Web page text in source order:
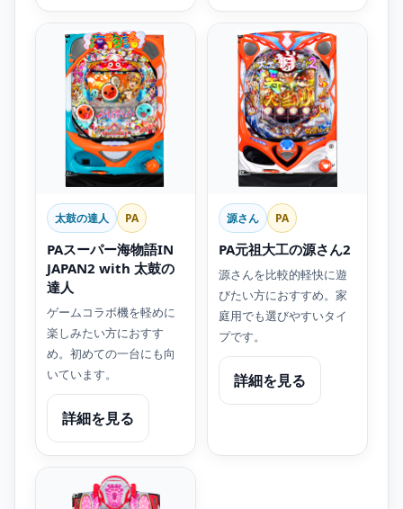
太鼓の達人 PA
PAスーパー海物語IN
JAPAN2 with 太鼓の
達人
ゲームコラボ機を軽めに
楽しみたい方におすす
め。初めての一台にも向
いています。
詳細を見る
源さん PA
PA元祖大工の源さん2
源さんを比較的軽快に遊
びたい方におすすめ。家
庭用でも選びやすいタイ
プです。
詳細を見る